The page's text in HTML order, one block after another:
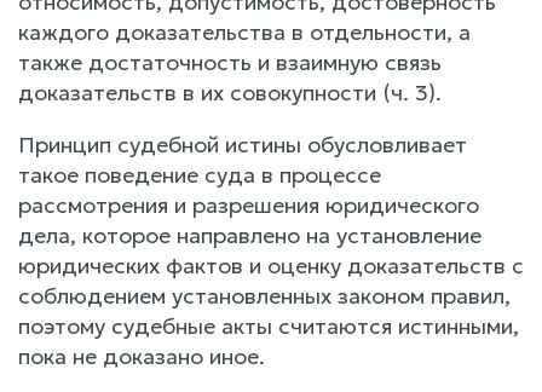
каждого доказательства в отдельности, а
также достаточность и взаимную связь
доказательств в их совокупности (ч. 3).
Принцип судебной истины обусловливает
такое поведение суда в процессе
рассмотрения и разрешения юридического
дела, которое направлено на установление
юридических фактов и оценку доказательств с
соблюдением установленных законом правил,
поэтому судебные акты считаются истинными,
пока не доказано иное.